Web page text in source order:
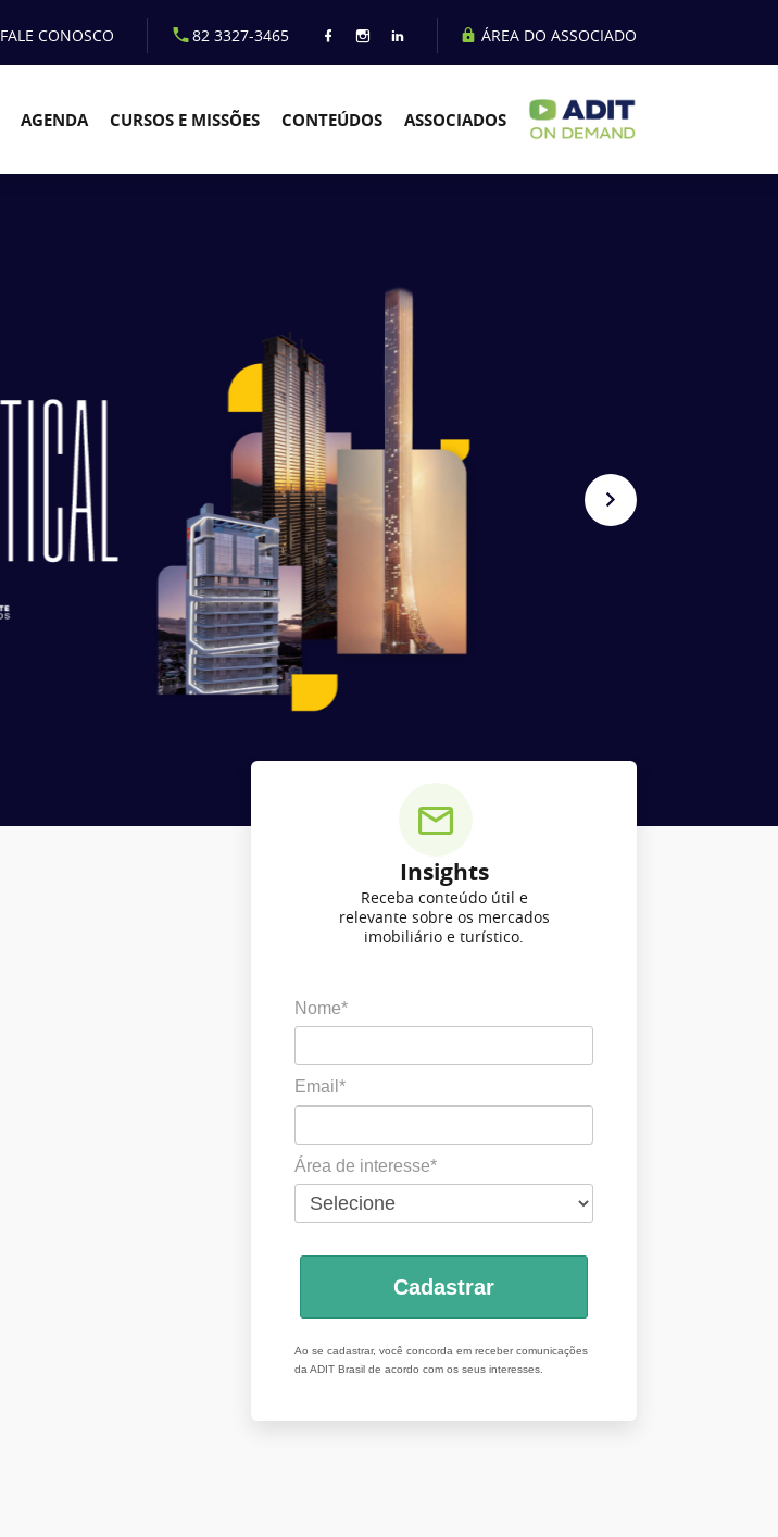
FALE CONOSCO 82 3327-3465 ÁREA DO ASSOCIADO
AGENDA CURSOS E MISSÕES CONTEÚDOS ASSOCIADOS
Insights
Receba conteúdo útil e
relevante sobre os mercados
imobiliário e turístico.
Nome*
Email*
Área de interesse*
Cadastrar
Ao se cadastrar, você concorda em receber comunicações
da ADIT Brasil de acordo com os seus interesses.